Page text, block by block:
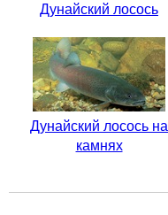
Дунайский лосось
Дунайский лосось на
камнях